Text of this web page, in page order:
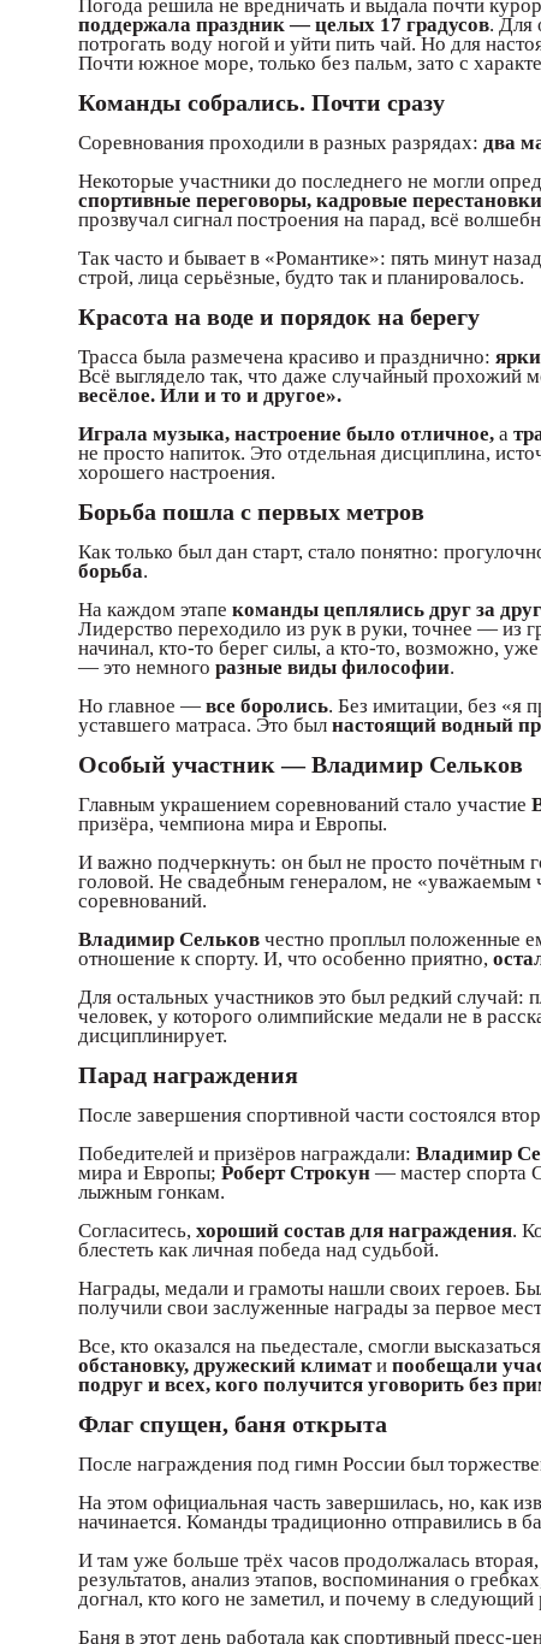
Погода решила не вредничать и выдала почти
поддержала праздник — целых 17 градусов. Для
потрогать воду ногой и уйти пить чай. Но для
Почти южное море, только без пальм, зато с
Команды собрались. Почти сразу
Соревнования проходили в разных разрядах: два
Некоторые участники до последнего не могли
спортивные переговоры, кадровые
прозвучал сигнал построения на парад, всё
Так часто и бывает в «Романтике»: пять минут
строй, лица серьёзные, будто так и планировалось.
Красота на воде и порядок на берегу
Трасса была размечена красиво и празднично:
Всё выглядело так, что даже случайный прохожий
весёлое. Или и то и другое».
Играла музыка, настроение было отличное,а
не просто напиток. Это отдельная дисциплина,
хорошего настроения.
Борьба пошла с первых метров
Как только был дан старт, стало понятно:
борьба.
На каждом этапе команды цеплялись друг за
Лидерство переходило из рук в руки, точнее — из
начинал, кто-то берег силы, а кто-то, возможно,
— это немного разные виды философии.
Но главное —все боролись. Без имитации, без «я
уставшего матраса. Это был настоящий водный
Особый участник — Владимир Сельков
Главным украшением соревнований стало участие
призёра, чемпиона мира и Европы.
И важно подчеркнуть: он был не просто почётным
головой. Не свадебным генералом, не
соревнований.
Владимир Сельковчестно проплыл положенные
отношение к спорту. И, что особенно приятно,
Для остальных участников это был редкий случай:
человек, у которого олимпийские медали не в
дисциплинирует.
Парад награждения
После завершения спортивной части состоялся
Победителей и призёров награждали: Владимир
мира и Европы; Роберт Строкун— мастер спорта
лыжным гонкам.
Согласитесь, хороший состав для награждения.
блестеть как личная победа над судьбой.
Награды, медали и грамоты нашли своих героев.
получили свои заслуженные награды за первое
Все, кто оказался на пьедестале, смогли
обстановку, дружеский климати пообещали
подруг и всех, кого получится уговорить без
Флаг спущен, баня открыта
После награждения под гимн России был
На этом официальная часть завершилась, но, как
начинается. Команды традиционно отправились в
И там уже больше трёх часов продолжалась
результатов, анализ этапов, воспоминания о
догнал, кто кого не заметил, и почему в
Баня в этот день работала как спортивный пресс-